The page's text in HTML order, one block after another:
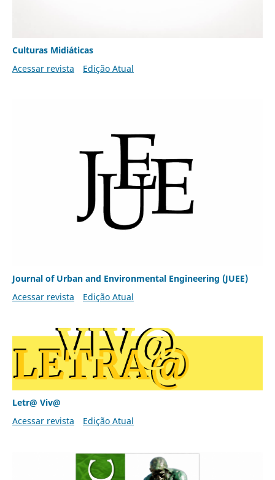
Culturas Midiáticas
Acessar revista
Edição Atual
Journal of Urban and Environmental Engineering (JUEE)
Acessar revista
Edição Atual
Letr@ Viv@
Acessar revista
Edição Atual